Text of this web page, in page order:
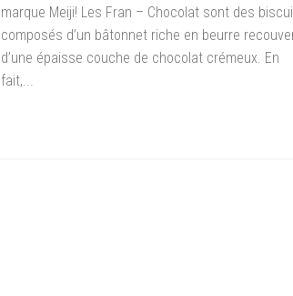
marque Meiji! Les Fran – Chocolat sont des
composés d’un bâtonnet riche en beurre
d’une épaisse couche de chocolat crémeux. En
fait,...